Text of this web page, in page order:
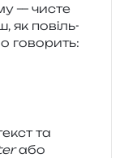
— чисте
як повіль­
гово­рить:
та
або